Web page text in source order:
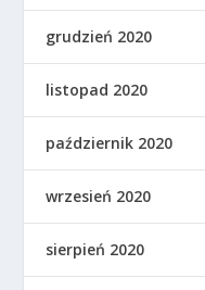
grudzień 2020
listopad 2020
październik 2020
wrzesień 2020
sierpień 2020